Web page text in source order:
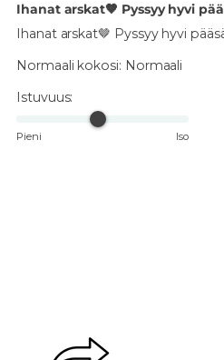
Ihanat arskat🤎 Pyssyy hyvi
Ihanat arskat🤎 Pyssyy hyvi
Normaali kokosi: Normaali
Istuvuus:
Pieni Iso